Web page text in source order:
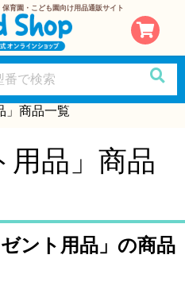
育園・こども園向け用品通販サイト
」商品一覧
用品」商品
ント用品」の商品